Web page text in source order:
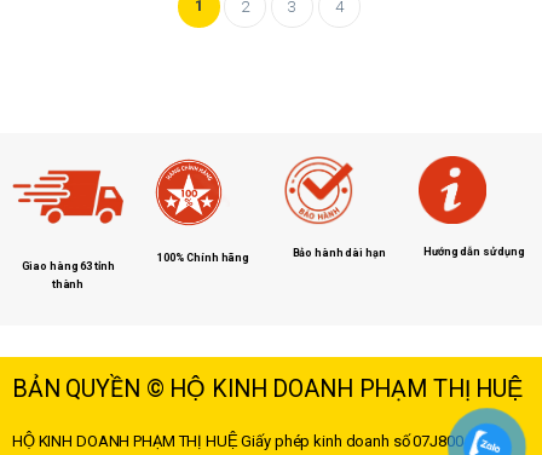
1 2 3 4
Giao hàng 63 tỉnh
thành
100% Chính hãng Bảo hành dài hạn Hướng dẫn sử dụng
BẢN QUYỀN © HỘ KINH DOANH PHẠM THỊ HUỆ
HỘ KINH DOANH PHẠM THỊ HUỆGiấy phép kinh doanh số 07J8004178 –